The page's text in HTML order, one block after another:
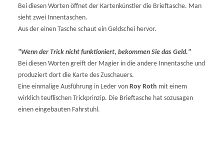
Bei diesen Worten öffnet der Kartenkünstler die Brieftasche. Man
sieht zwei Innentaschen.
Aus der einen Tasche schaut ein Geldschei hervor.
"Wenn der Trick nicht funktioniert, bekommen Sie das Geld."
Bei diesen Worten greift der Magier in die andere Innentasche und
produziert dort die Karte des Zuschauers.
Eine einmalige Ausführung in Leder von Roy Roth mit einem
wirklich teuflischen Trickprinzip. Die Brieftasche hat sozusagen
einen eingebauten Fahrstuhl.